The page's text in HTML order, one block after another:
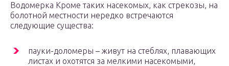
Водомерка Кроме таких насекомых, как стрекозы, на
болотной местности нередко встречаются
следующие существа:
пауки-доломеры – живут на стеблях, плавающих
листах и охотятся за мелкими насекомыми,